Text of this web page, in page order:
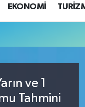
EKONOMİ
ve 1
Tahmini